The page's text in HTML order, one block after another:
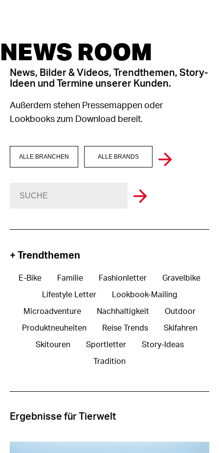
NEWS ROOM
News, Bilder & Videos, Trendthemen, Story-
Ideen und Termine unserer Kunden.
Außerdem stehen Pressemappen oder
Lookbooks zum Download bereit.
ALLE BRANCHEN ALLE BRANDS
+ Trendthemen
E-Bike Familie Fashionletter Gravelbike
Lifestyle Letter Lookbook-Mailing
Microadventure Nachhaltigkeit Outdoor
Produktneuheiten Reise Trends Skifahren
Skitouren Sportletter Story-Ideas
Tradition
Ergebnisse für Tierwelt